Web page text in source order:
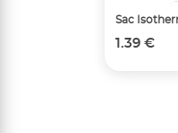
Sac
1.39 €